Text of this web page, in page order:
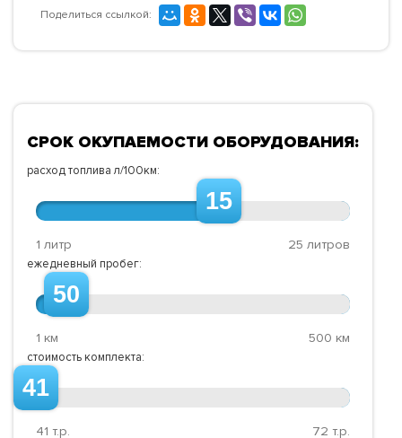
Поделиться ссылкой:
СРОК ОКУПАЕМОСТИ ОБОРУДОВАНИЯ:
расход топлива л/100км:
15
1 литр 25 литров
ежедневный пробег:
50
1 км 500 км
стоимость комплекта:
41
41 т.р. 72 т.р.